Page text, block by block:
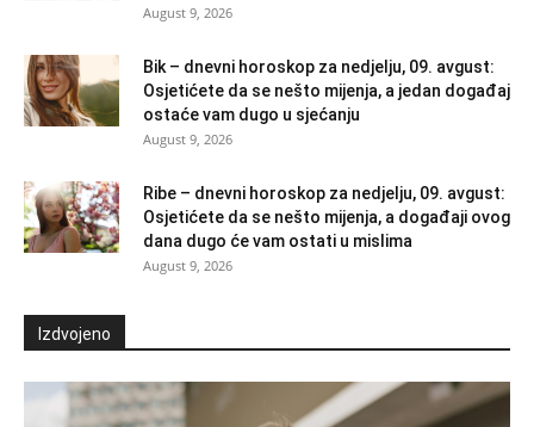
August 9, 2026
Bik – dnevni horoskop za nedjelju, 09. avgust:
Osjetićete da se nešto mijenja, a jedan događaj
ostaće vam dugo u sjećanju
August 9, 2026
Ribe – dnevni horoskop za nedjelju, 09. avgust:
Osjetićete da se nešto mijenja, a događaji ovog
dana dugo će vam ostati u mislima
August 9, 2026
Izdvojeno